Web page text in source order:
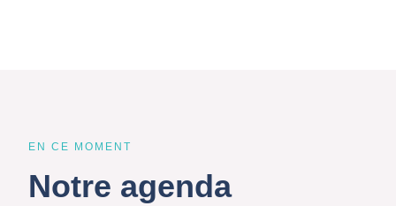
EN CE MOMENT
Notre agenda